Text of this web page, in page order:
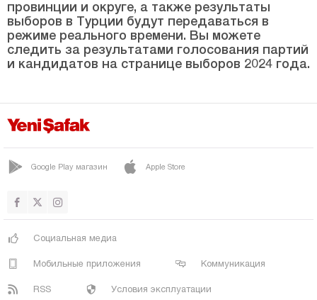
Бурса
Чанаккале
Чанкыры
Денизли
Диярбакыр
Элязыг
провинции и округе, а также результаты
выборов в Турции будут передаваться в
режиме реального времени. Вы можете
следить за результатами голосования партий
и кандидатов на странице выборов 2024 года.
Google Play магазин Apple Store
Социальная медиа
Мобильные приложения Коммуникация
RSS Условия эксплуатации